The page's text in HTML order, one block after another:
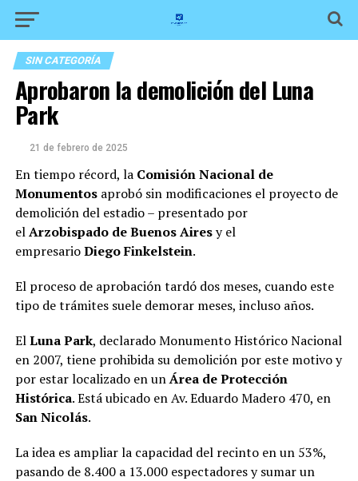
SIN CATEGORÍA
Aprobaron la demolición del Luna
Park
21 de febrero de 2025
En tiempo récord, la Comisión Nacional de
Monumentosaprobó sin modificaciones el proyecto de
demolición del estadio – presentado por
elArzobispado de Buenos Airesy el
empresarioDiego Finkelstein.
El proceso de aprobación tardó dos meses, cuando este
tipo de trámites suele demorar meses, incluso años.
ElLuna Park, declarado Monumento Histórico Nacional
en 2007, tiene prohibida su demolición por este motivo y
por estar localizado en unÁrea de Protección
Histórica. Está ubicado en Av. Eduardo Madero 470, en
San Nicolás.
La idea es ampliar la capacidad del recinto en un 53%,
pasando de 8.400 a 13.000 espectadores y sumar un